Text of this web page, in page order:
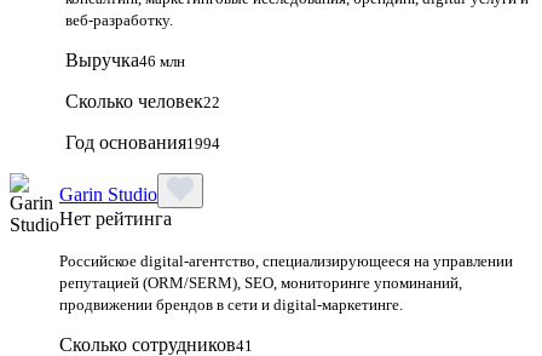
веб‑разработку.
Выручка46 млн
Сколько человек22
Год основания1994
Garin Studio
Нет рейтинга
Российское digital-агентство, специализирующееся на управлении
репутацией (ORM/SERM), SEO, мониторинге упоминаний,
продвижении брендов в сети и digital-маркетинге.
Сколько сотрудников41